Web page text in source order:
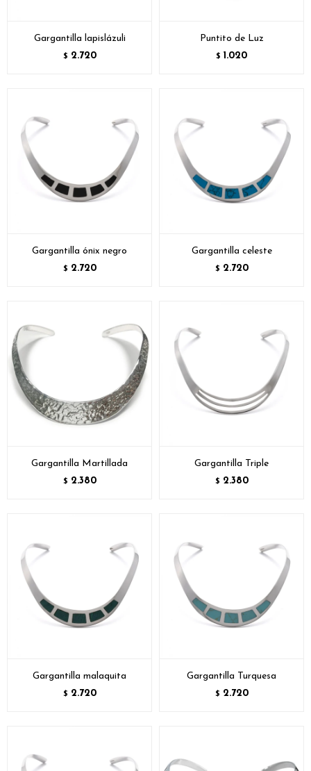
Gargantilla lapislázuli
$ 2.720
Puntito de Luz
$ 1.020
Gargantilla ónix negro
$ 2.720
Gargantilla celeste
$ 2.720
Gargantilla Martillada
$ 2.380
Gargantilla Triple
$ 2.380
Gargantilla malaquita
$ 2.720
Gargantilla Turquesa
$ 2.720